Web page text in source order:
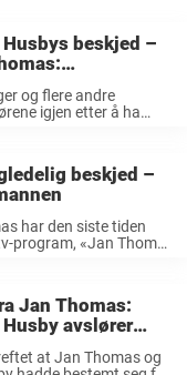
beskjed –
og flere andre
igjen etter å ha
beskjed –
har den siste tiden
program, «Jan Thomas
Jan Thomas:
avslører
at Jan Thomas og